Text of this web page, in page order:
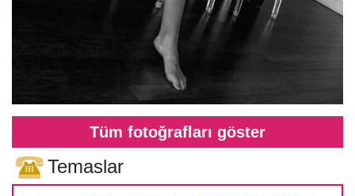
Tüm fotoğrafları göster
Temaslar